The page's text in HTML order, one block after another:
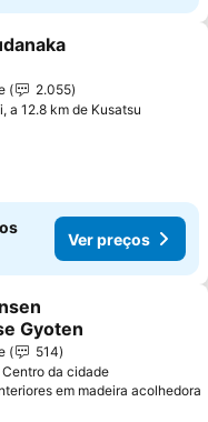
aos favoritos
2.055
a 12.8 km de Kusatsu
Ver preços
aos favoritos
Gyoten
514
da cidade
em madeira acolhedora